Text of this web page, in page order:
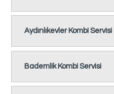
Aydınlıkevler Kombi Servisi
Bademlik Kombi Servisi